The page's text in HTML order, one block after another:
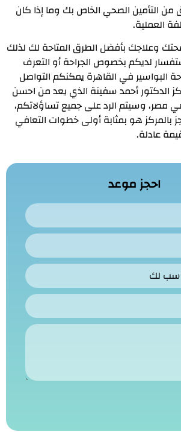
التأمين الصحي الخاص بك وما إذا كان
العملية.
وعلاجك بأفضل الطرق المتاحة لك لذلك
لديكم بخصوص الجراحة أو التعرف
البواسير في القاهرة يمكنكم التواصل
الدكتور أحمد سفينة الذي يعد من احسن
مصر، وسيتم الرد على جميع تساؤلاتكم،
بالمركز هو بمثابة أولى خطوات التعافي
عادلة.
احجز موعد